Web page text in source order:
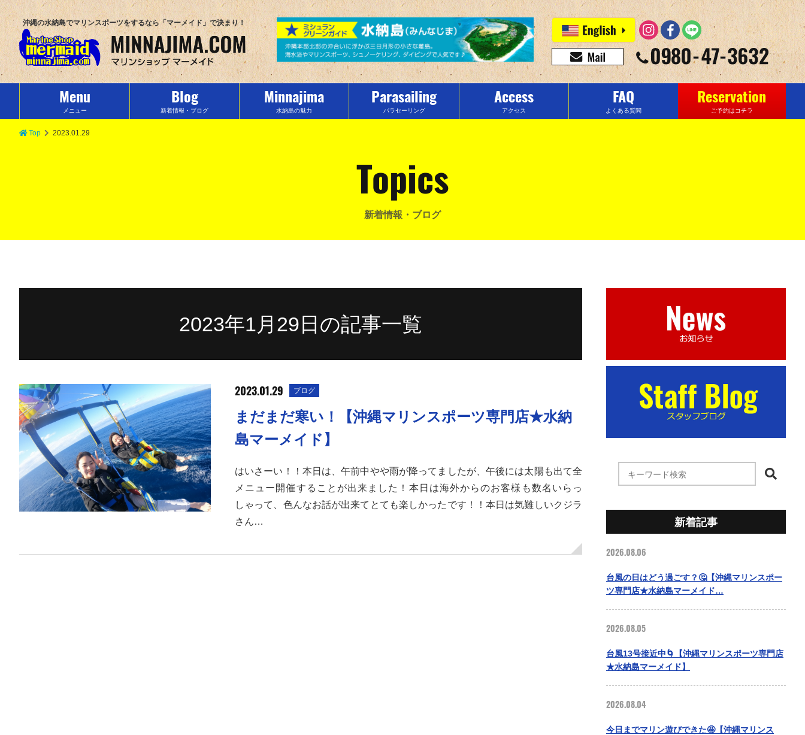
沖縄の水納島でマリンスポーツをするなら「マーメイド」で決まり！
Menu
メニュー
Blog
新着情報・ブログ
Minnajima
水納島の魅力
Parasailing
パラセーリング
Access
アクセス
FAQ
よくある質問
Reservation
ご予約はコチラ
Top 2023.01.29
Topics
新着情報・ブログ
2023年1月29日の記事一覧
2023.01.29 ブログ
まだまだ寒い！【沖縄マリンスポーツ専門店★水納
島マーメイド】
はいさーい！！本日は、午前中やや雨が降ってましたが、午後には太陽も出て全
メニュー開催することが出来ました！本日は海外からのお客様も数名いらっ
しゃって、色んなお話が出来てとても楽しかったです！！本日は気難しいクジラ
さん…
新着記事
2026.08.06
台風の日はどう過ごす？🤔【沖縄マリンスポー
ツ専門店★水納島マーメイド…
2026.08.05
台風13号接近中🌀【沖縄マリンスポーツ専門店
★水納島マーメイド】
2026.08.04
今日までマリン遊びできた🤩【沖縄マリンス